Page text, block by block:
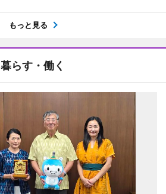
もっと見る
暮らす・働く